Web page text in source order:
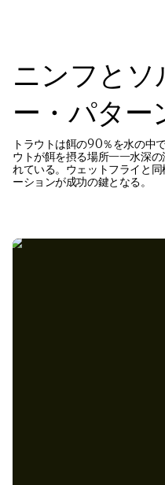
ニンフとソ
ー・パター
トラウトは餌の90％を水の中
ウトが餌を摂る場所——水深
れている。ウェットフライと
ーションが成功の鍵となる。